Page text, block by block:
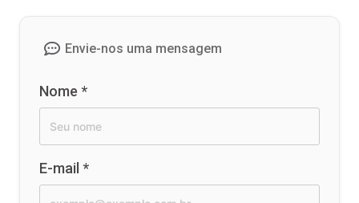
Envie-nos uma mensagem
Nome *
E-mail *